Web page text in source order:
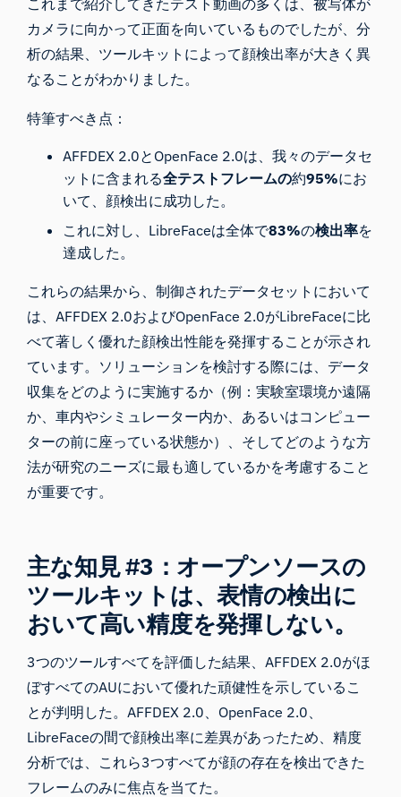
これまで紹介してきたテスト動画の多くは、被写体が
カメラに向かって正面を向いているものでしたが、分
析の結果、ツールキットによって顔検出率が大きく異
なることがわかりました。
特筆すべき点：
AFFDEX 2.0とOpenFace 2.0は、我々のデータセ
ットに含まれる全テストフレームの約95%にお
いて、顔検出に成功した。
これに対し、LibreFaceは全体で83%の検出率を
達成した。
これらの結果から、制御されたデータセットにおいて
は、AFFDEX 2.0およびOpenFace 2.0がLibreFaceに比
べて著しく優れた顔検出性能を発揮することが示され
ています。ソリューションを検討する際には、データ
収集をどのように実施するか（例：実験室環境か遠隔
か、車内やシミュレーター内か、あるいはコンピュー
ターの前に座っている状態か）、そしてどのような方
法が研究のニーズに最も適しているかを考慮すること
が重要です。
主な知見 #3：オープンソースの
ツールキットは、表情の検出に
おいて高い精度を発揮しない。
3つのツールすべてを評価した結果、AFFDEX 2.0がほ
ぼすべてのAUにおいて優れた頑健性を示しているこ
とが判明した。AFFDEX 2.0、OpenFace 2.0、
LibreFaceの間で顔検出率に差異があったため、精度
分析では、これら3つすべてが顔の存在を検出できた
フレームのみに焦点を当てた。